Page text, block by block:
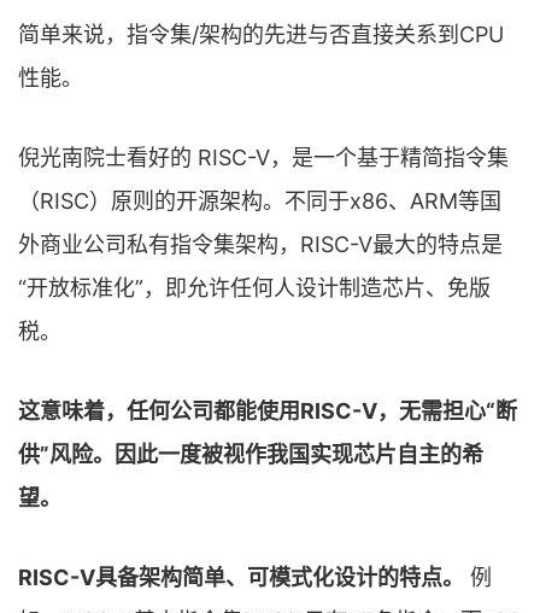
简单来说，指令集/架构的先进与否直接关系到CPU
性能。
倪光南院士看好的 RISC-V，是一个基于精简指令集
（RISC）原则的开源架构。不同于x86、ARM等国
外商业公司私有指令集架构，RISC-V最大的特点是
“开放标准化”，即允许任何人设计制造芯片、免版
税。
这意味着，任何公司都能使用RISC-V，无需担心“断
供”风险。因此一度被视作我国实现芯片自主的希
望。
RISC-V具备架构简单、可模式化设计的特点。
例